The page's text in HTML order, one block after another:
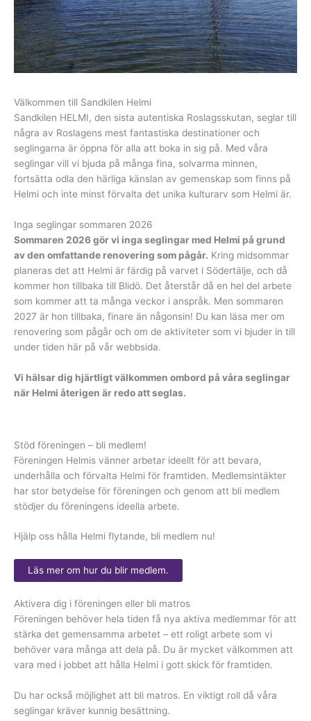
Välkommen till Sandkilen Helmi
Sandkilen HELMI, den sista autentiska Roslagsskutan, seglar till
några av Roslagens mest fantastiska destinationer och
seglingarna är öppna för alla att boka in sig på. Med våra
seglingar vill vi bjuda på många fina, solvarma minnen,
fortsätta odla den härliga känslan av gemenskap som finns på
Helmi och inte minst förvalta det unika kulturarv som Helmi är.
Inga seglingar sommaren 2026
Sommaren 2026 gör vi inga seglingar med Helmi på grund
av den omfattande renovering som pågår. Kring midsommar
planeras det att Helmi är färdig på varvet i Södertälje, och då
kommer hon tillbaka till Blidö. Det återstår då en hel del arbete
som kommer att ta många veckor i anspråk. Men sommaren
2027 är hon tillbaka, finare än någonsin! Du kan läsa mer om
renovering som pågår och om de aktiviteter som vi bjuder in till
under tiden här på vår webbsida.
Vi hälsar dig hjärtligt välkommen ombord på våra seglingar
när Helmi återigen är redo att seglas.
Stöd föreningen – bli medlem!
Föreningen Helmis vänner arbetar ideellt för att bevara,
underhålla och förvalta Helmi för framtiden. Medlemsintäkter
har stor betydelse för föreningen och genom att bli medlem
stödjer du föreningens ideella arbete.
Hjälp oss hålla Helmi flytande, bli medlem nu!
Läs mer om hur du blir medlem.
Aktivera dig i föreningen eller bli matros
Föreningen behöver hela tiden få nya aktiva medlemmar för att
stärka det gemensamma arbetet – ett roligt arbete som vi
behöver vara många att dela på. Du är mycket välkommen att
vara med i jobbet att hålla Helmi i gott skick för framtiden.
Du har också möjlighet att bli matros. En viktigt roll då våra
seglingar kräver kunnig besättning.